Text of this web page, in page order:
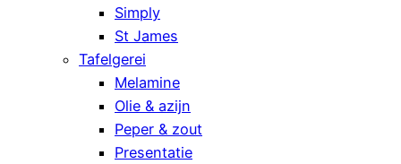
Simply
St James
Tafelgerei
Melamine
Olie & azijn
Peper & zout
Presentatie